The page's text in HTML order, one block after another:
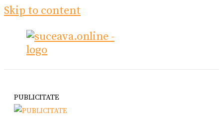
Skip to content
PUBLICITATE